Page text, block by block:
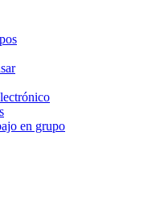
en grupo